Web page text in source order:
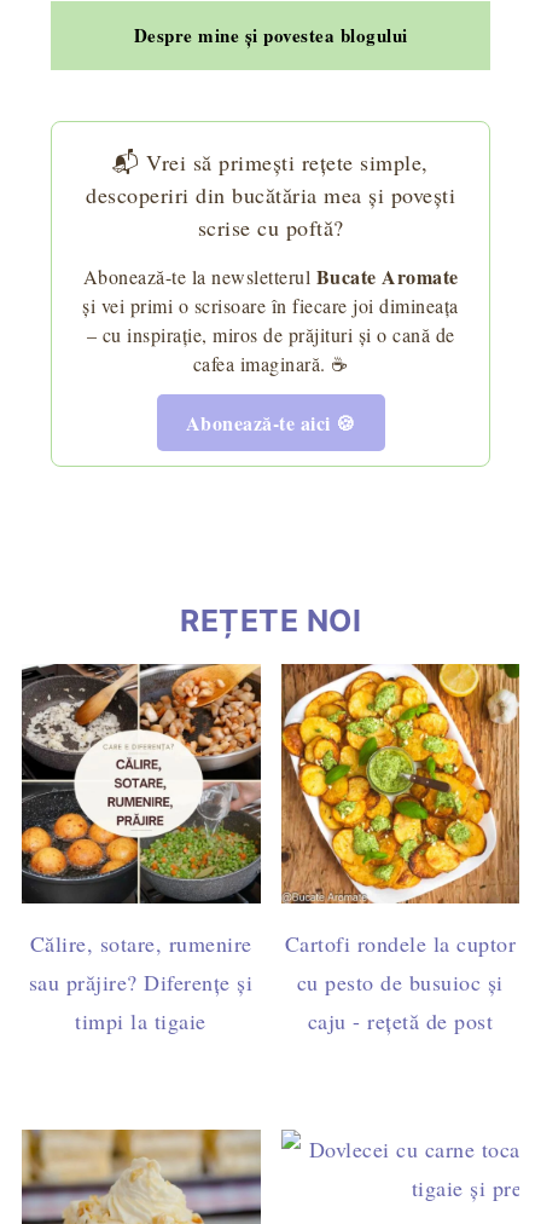
Despre mine și povestea blogului
📬 Vrei să primești rețete simple,
descoperiri din bucătăria mea și povești
scrise cu poftă?
Abonează-te la newsletterul Bucate Aromate
și vei primi o scrisoare în fiecare joi dimineața
– cu inspirație, miros de prăjituri și o cană de
cafea imaginară. ☕
Abonează-te aici 🍪
REȚETE NOI
Călire, sotare, rumenire
sau prăjire? Diferențe și
timpi la tigaie
Cartofi rondele la cuptor
cu pesto de busuioc și
caju - rețetă de post